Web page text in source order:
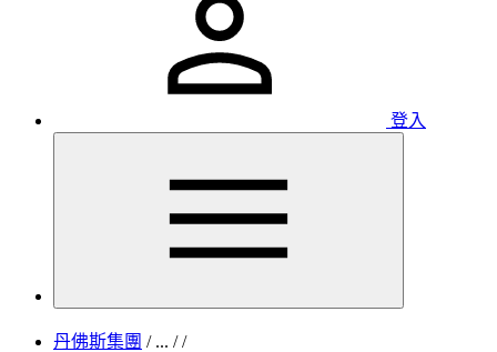
登入
丹佛斯集團 /... / /